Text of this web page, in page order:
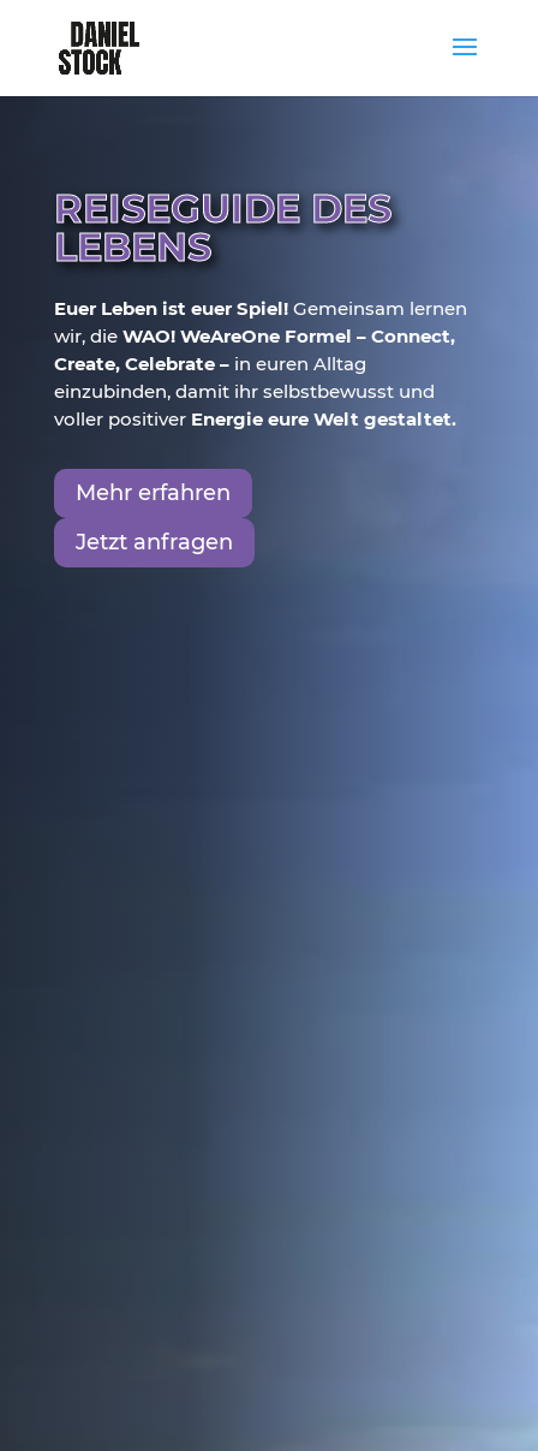
REISEGUIDE DES
LEBENS
Euer Leben ist euer Spiel!Gemeinsam lernen
wir, die WAO! WeAreOne Formel – Connect,
Create, Celebrate –in euren Alltag
einzubinden, damit ihr selbstbewusst und
voller positiver Energie eure Welt gestaltet.
Mehr erfahren
Jetzt anfragen